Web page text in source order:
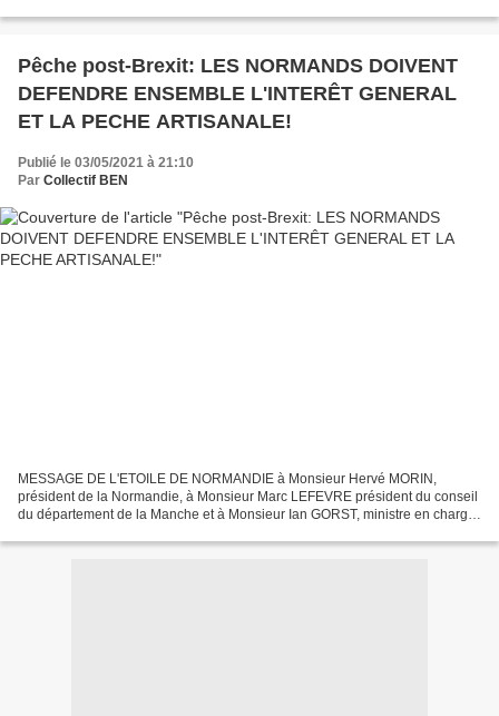
Pêche post-Brexit: LES NORMANDS DOIVENT
DEFENDRE ENSEMBLE L'INTERÊT GENERAL
ET LA PECHE ARTISANALE!
Publié le 03/05/2021 à 21:10
Par Collectif BEN
MESSAGE DE L'ETOILE DE NORMANDIE à Monsieur Hervé MORIN,
président de la Normandie, à Monsieur Marc LEFEVRE président du conseil
du département de la Manche et à Monsieur Ian GORST, ministre en charge